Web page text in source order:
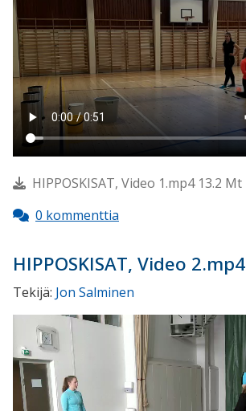
HIPPOSKISAT, Video 1.mp4 13.2 Mt
0 kommenttia
HIPPOSKISAT, Video 2.mp4
Tekijä: Jon Salminen